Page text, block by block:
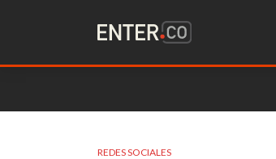
REDES SOCIALES